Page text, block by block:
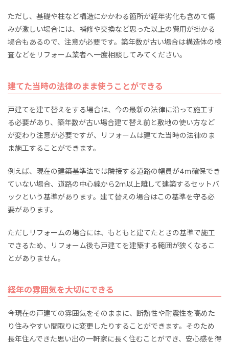
ただし、基礎や柱など構造にかかわる箇所が経年劣化も含めて傷
みが激しい場合には、補修や交換など思った以上の費用が掛かる
場合もあるので、注意が必要です。築年数が古い場合は構造体の検
査などをリフォーム業者へ一度相談してみてください。
建てた当時の法律のまま使うことができる
戸建てを建て替えをする場合は、今の最新の法律に沿って施工す
る必要があり、築年数が古い場合建て替え前と敷地の使い方など
が変わり注意が必要ですが、リフォームは建てた当時の法律のま
ま施工することができます。
例えば、現在の建築基準法では隣接する道路の幅員が4ｍ確保でき
ていない場合、道路の中心線から2ｍ以上離して建築するセットバ
ックという基準があります。建て替えの場合はこの基準を守る必
要があります。
ただしリフォームの場合には、もともと建てたときの基準で施工
できるため、リフォーム後も戸建てを建築する範囲が狭くなるこ
とがありません。
経年の雰囲気を大切にできる
今現在の戸建ての雰囲気をそのままに、断熱性や耐震性を高めた
り住みやすい間取りに変更したりすることができます。そのため
長年住んできた思い出の一軒家に長く住むことができ、安心感を得